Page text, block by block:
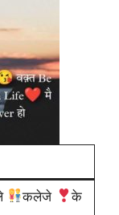
कलेजे
के